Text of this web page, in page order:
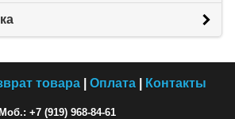
товара Оплата Контакты
Моб.: +7 (919) 968-84-61